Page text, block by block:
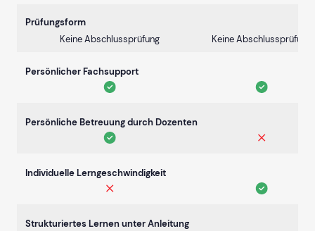
Prüfungsform
Keine Abschlussprüfung
Keine Abschlussprüfung
Persönlicher Fachsupport
Persönliche Betreuung durch Dozenten
Individuelle Lerngeschwindigkeit
Strukturiertes Lernen unter Anleitung